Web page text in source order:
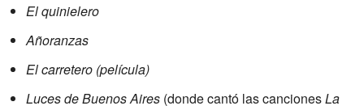
El quinielero
Añoranzas
El carretero (película)
Luces de Buenos Aires (donde cantó las cancionesLa